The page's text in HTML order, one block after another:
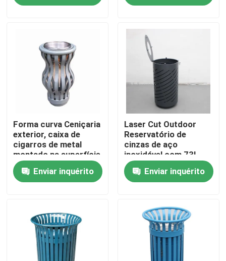
Controle de qualidade
Contacte-nos
Solicite um orçamento
Bancos de metal para exteriores
Bancos de plástico reciclado ao ar livre
Forma curva Ceniçaria
exterior, caixa de
cigarros de metal
montado na superfície
Enviar inquérito
Laser Cut Outdoor
Reservatório de
cinzas de aço
inoxidável com 73L
revestimento de aço
galvanizadoEnviar inquérito